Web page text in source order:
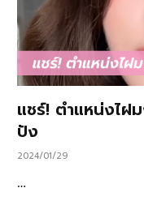
แชร์! ตำแหน่งไฝ
ปัง
2024/01/29
…